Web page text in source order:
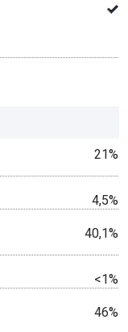
21%
4,5%
40,1%
<1%
46%